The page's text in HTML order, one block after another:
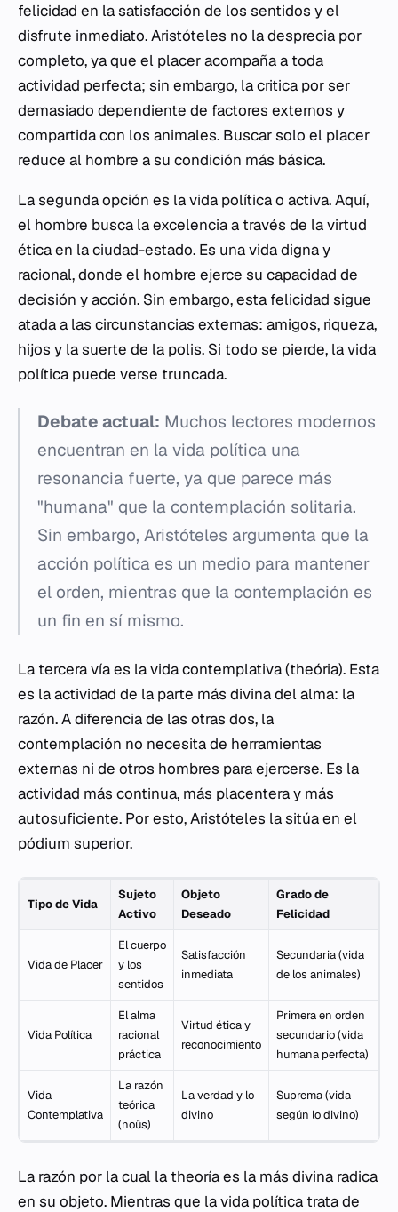
felicidad en la satisfacción de los sentidos y el
disfrute inmediato. Aristóteles no la desprecia por
completo, ya que el placer acompaña a toda
actividad perfecta; sin embargo, la critica por ser
demasiado dependiente de factores externos y
compartida con los animales. Buscar solo el placer
reduce al hombre a su condición más básica.
La segunda opción es la vida política o activa. Aquí,
el hombre busca la excelencia a través de la virtud
ética en la ciudad-estado. Es una vida digna y
racional, donde el hombre ejerce su capacidad de
decisión y acción. Sin embargo, esta felicidad sigue
atada a las circunstancias externas: amigos, riqueza,
hijos y la suerte de la polis. Si todo se pierde, la vida
política puede verse truncada.
Debate actual: Muchos lectores modernos
encuentran en la vida política una
resonancia fuerte, ya que parece más
"humana" que la contemplación solitaria.
Sin embargo, Aristóteles argumenta que la
acción política es un medio para mantener
el orden, mientras que la contemplación es
un fin en sí mismo.
La tercera vía es la vida contemplativa (theória). Esta
es la actividad de la parte más divina del alma: la
razón. A diferencia de las otras dos, la
contemplación no necesita de herramientas
externas ni de otros hombres para ejercerse. Es la
actividad más continua, más placentera y más
autosuficiente. Por esto, Aristóteles la sitúa en el
pódium superior.
Tipo de Vida
Sujeto
Activo
Objeto
Deseado
Grado de
Felicidad
Vida de Placer
El cuerpo
y los
sentidos
Satisfacción
inmediata
Secundaria (vida
de los animales)
Vida Política
El alma
racional
práctica
Virtud ética y
reconocimiento
Primera en orden
secundario (vida
humana perfecta)
Vida
Contemplativa
La razón
teórica
(noûs)
La verdad y lo
divino
Suprema (vida
según lo divino)
La razón por la cual la theoríaes la más divina radica
en su objeto. Mientras que la vida política trata de